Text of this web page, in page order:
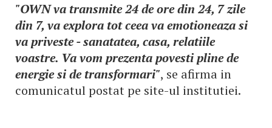
"OWN va transmite 24 de ore din 24, 7 zile
din 7, va explora tot ceea va emotioneaza si
va priveste - sanatatea, casa, relatiile
voastre. Va vom prezenta povesti pline de
energie si de transformari", se afirma in
comunicatul postat pe site-ul institutiei.